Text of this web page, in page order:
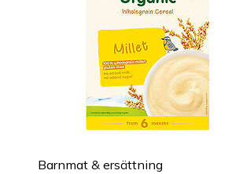
Barnmat & ersättning